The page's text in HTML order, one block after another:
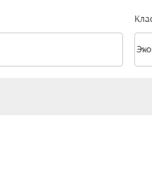
keyboard_arrow_down